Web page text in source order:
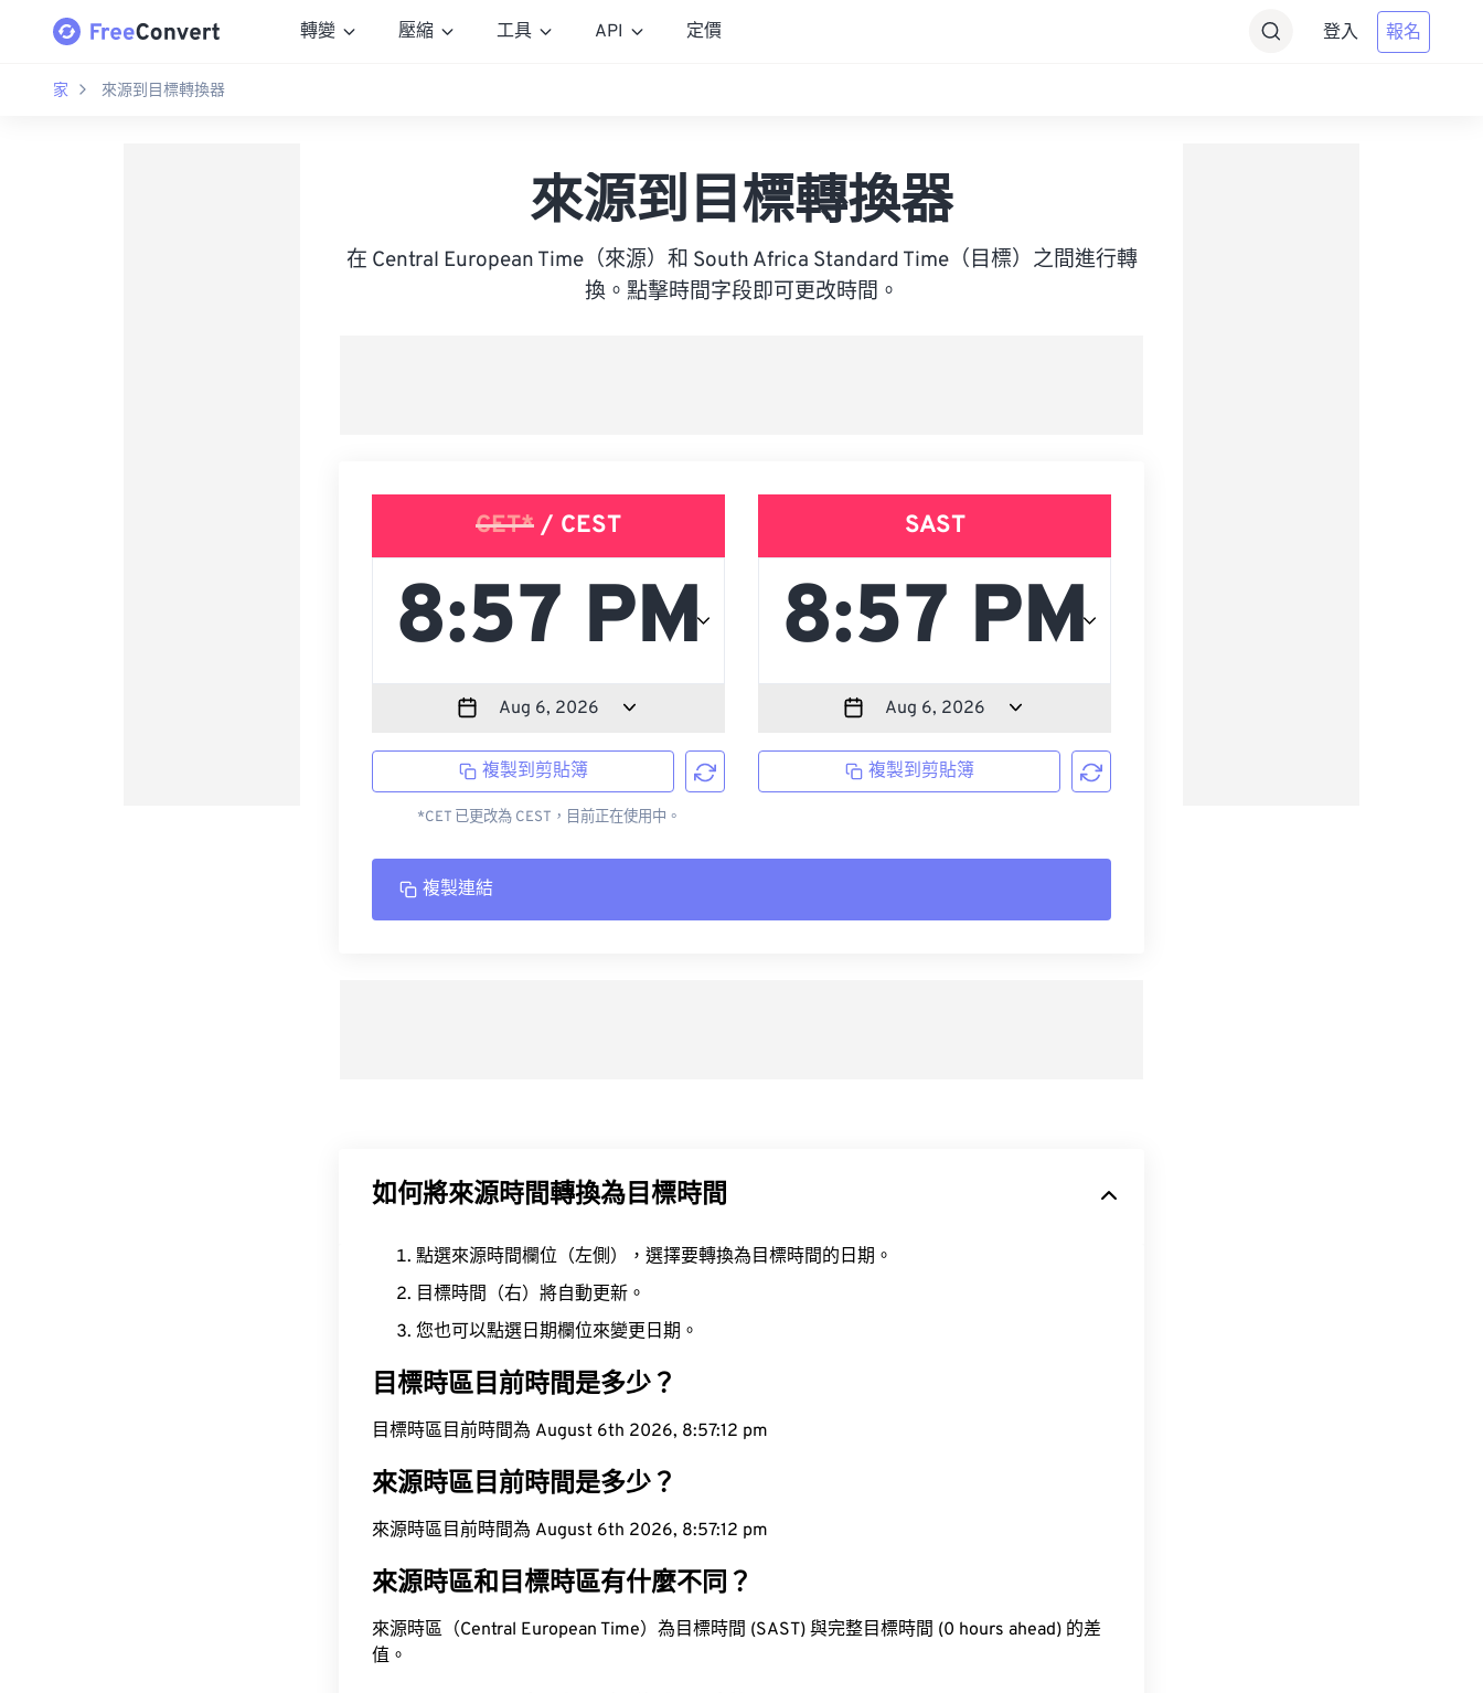
轉變 壓縮 工具 API 定價 登入 報名
家 來源到目標轉換器
來源到目標轉換器
在 Central European Time（來源）和 South Africa Standard Time（目標）之間進行轉
換。點擊時間字段即可更改時間。
CET* / CEST
複製到剪貼簿
*CET 已更改為 CEST，目前正在使用中。
SAST
複製到剪貼簿
複製連結
如何將來源時間轉換為目標時間
點選來源時間欄位（左側），選擇要轉換為目標時間的日期。
目標時間（右）將自動更新。
您也可以點選日期欄位來變更日期。
目標時區目前時間是多少？
目標時區目前時間為 August 6th 2026, 8:57:13 pm
來源時區目前時間是多少？
來源時區目前時間為 August 6th 2026, 8:57:13 pm
來源時區和目標時區有什麼不同？
來源時區（Central European Time）為目標時間 (SAST) 與完整目標時間 (0 hours ahead) 的差
值。